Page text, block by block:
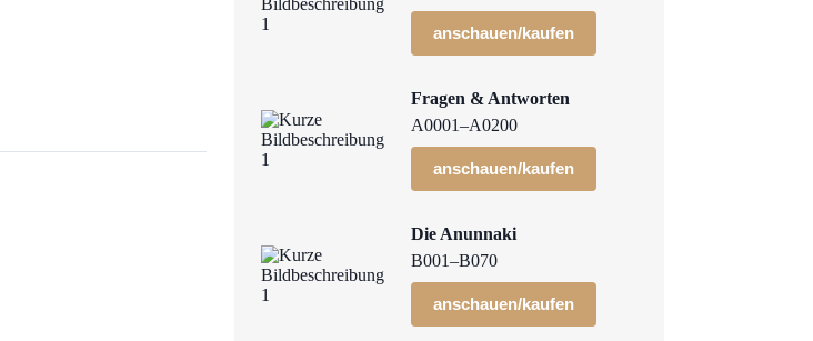
anschauen/kaufen
Fragen & Antworten
A0001–A0200
anschauen/kaufen
Die Anunnaki
B001–B070
anschauen/kaufen